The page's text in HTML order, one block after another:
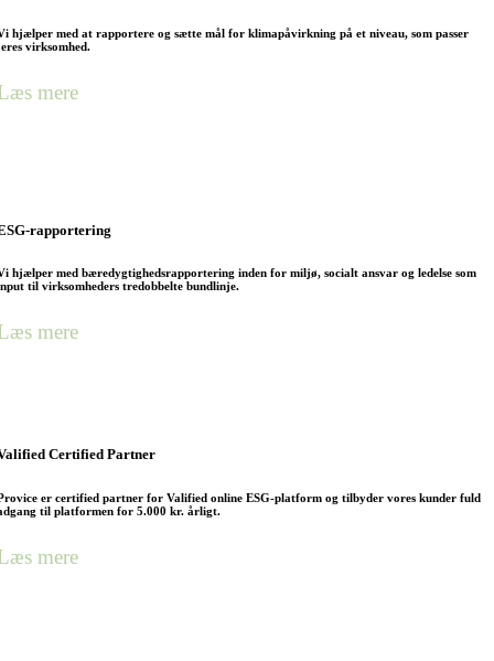
hjælper med at rapportere og sætte mål for klimapåvirkning på et niveau, som passer
virksomhed.
mere
rapportering
hjælper med bæredygtighedsrapportering inden for miljø, socialt ansvar og ledelse som
til virksomheders tredobbelte bundlinje.
mere
Certified Partner
er certified partner for Valified online ESG-platform og tilbyder vores kunder fuld
til platformen for 5.000 kr. årligt.
mere